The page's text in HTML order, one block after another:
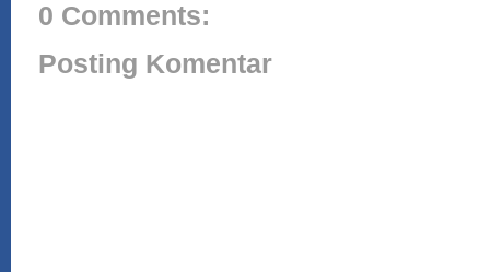
0 Comments:
Posting Komentar